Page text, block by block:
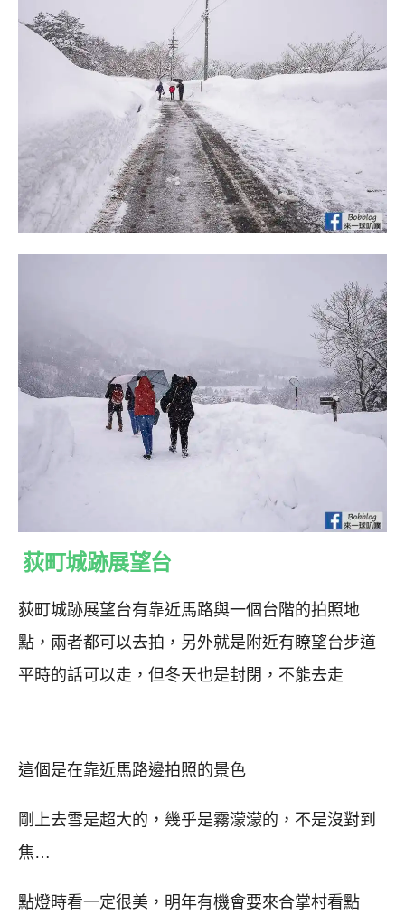
荻町城跡展望台
荻町城跡展望台有靠近馬路與一個台階的拍照地
點，兩者都可以去拍，另外就是附近有瞭望台步道
平時的話可以走，但冬天也是封閉，不能去走
這個是在靠近馬路邊拍照的景色
剛上去雪是超大的，幾乎是霧濛濛的，不是沒對到
焦…
點燈時看一定很美，明年有機會要來合掌村看點